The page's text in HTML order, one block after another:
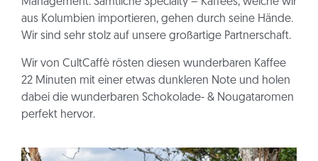
Management. Sämtliche Specialty – Kaffees, welche wir
aus Kolumbien importieren, gehen durch seine Hände.
Wir sind sehr stolz auf unsere großartige Partnerschaft.
Wir von CultCaffè rösten diesen wunderbaren Kaffee
22 Minuten mit einer etwas dunkleren Note und holen
dabei die wunderbaren Schokolade- & Nougataromen
perfekt hervor.